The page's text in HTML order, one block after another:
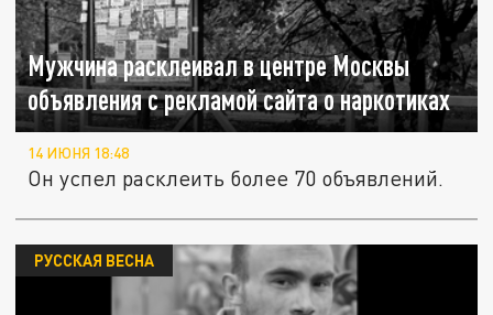
Мужчина расклеивал в центре Москвы
объявления с рекламой сайта о наркотиках
14 ИЮНЯ 18:48
Он успел расклеить более 70 объявлений.
РУССКАЯ ВЕСНА